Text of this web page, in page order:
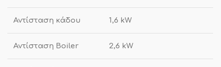
Αντίσταση κάδου 1,6 kW
Αντίσταση Boiler 2,6 kW